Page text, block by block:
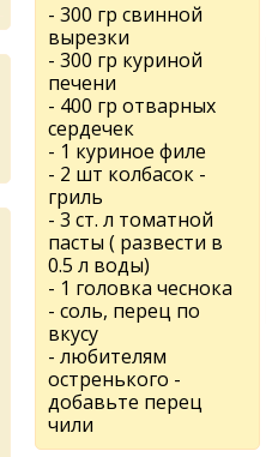
- 300 гр свинной
вырезки
- 300 гр куриной
печени
- 400 гр отварных
сердечек
- 1 куриное филе
- 2 шт колбасок -
гриль
- 3 ст. л томатной
пасты ( развести в
0.5 л воды)
- 1 головка чеснока
- соль, перец по
вкусу
- любителям
остренького -
добавьте перец
чили